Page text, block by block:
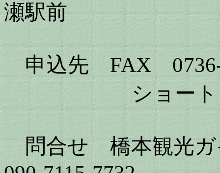
瀬駅前
申込先 FAX
ショートメー
問合せ 橋本観光